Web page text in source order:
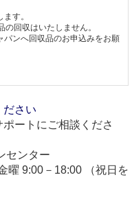
す。
回収はいたしません。
ンへ回収品のお申込みをお願
ださい
ートにご相談くださ
センター
曜 9:00－18:00 （祝日を